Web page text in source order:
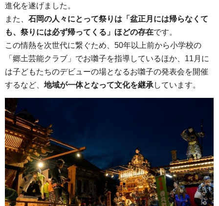
進化を遂げました。
また、 石岡の人々にとって祭りは「盆正月には帰らなくて
も、祭りには必ず帰ってくる」ほどの存在です。
この情熱を次世代に繋ぐため、50年以上前から小学校の
「郷土芸能クラブ」でお囃子を指導しているほか、11月に
は子どもたちのデビューの場となるお囃子の発表会を開催
するなど、 地域が一体となって文化を継承しています。